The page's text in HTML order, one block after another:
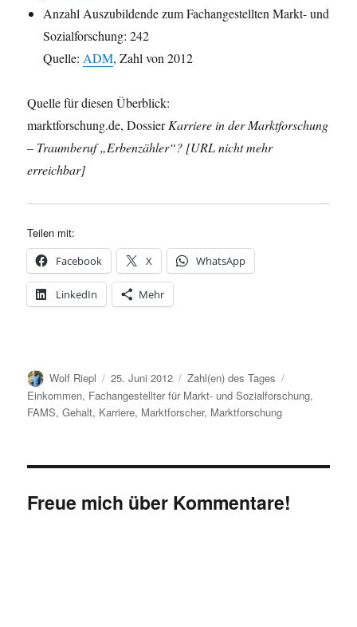
Anzahl Auszubildende zum Fachangestellten Markt- und
Sozialforschung: 242
Quelle: ADM, Zahl von 2012
Quelle für diesen Überblick:
marktforschung.de, DossierKarriere in der Marktforschung
– Traumberuf „Erbenzähler“? [URL nicht mehr
erreichbar]
Teilen mit:
Facebook X WhatsApp
LinkedIn Mehr
Autor
Wolf Riepl
Veröffentlicht
am
25. Juni 2012 Kategorien
Zahl(en) des Tages
Einkommen, Fachangestellter für Markt- und Sozialforschung,
FAMS,Gehalt, Karriere, Marktforscher, Marktforschung
Freue mich über Kommentare!